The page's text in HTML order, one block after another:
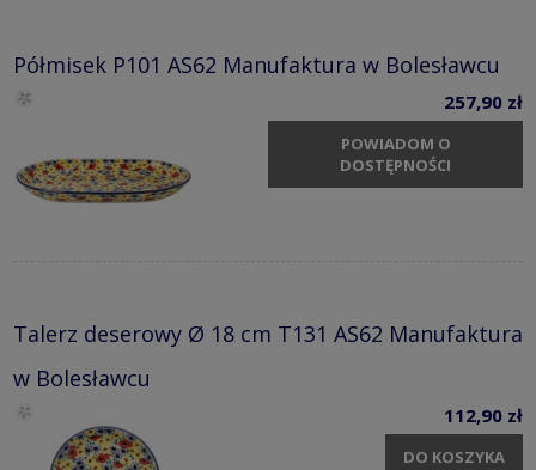
Półmisek P101 AS62 Manufaktura w Bolesławcu
257,90 zł
POWIADOM O
DOSTĘPNOŚCI
Talerz deserowy Ø 18 cm T131 AS62 Manufaktura
w Bolesławcu
112,90 zł
DO KOSZYKA